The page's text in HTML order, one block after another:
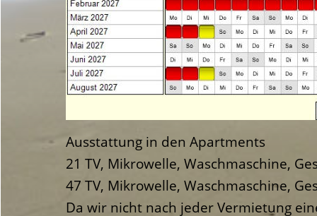
Ausstattung in den Apartments
21 TV, Mikrowelle, Waschmaschine,
47 TV, Mikrowelle, Waschmaschine,
Da wir nicht nach jeder Vermietung